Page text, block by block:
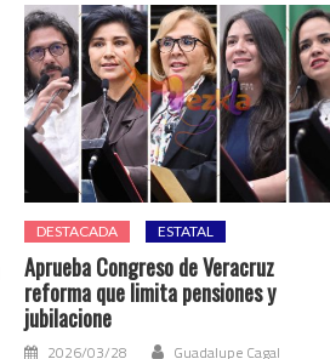
DESTACADA ESTATAL
Aprueba Congreso de Veracruz
reforma que limita pensiones y
jubilacione
2026/03/28 Guadalupe Cagal